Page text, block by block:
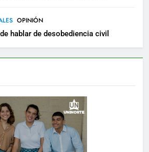
OPINIÓN
hablar de desobediencia civil